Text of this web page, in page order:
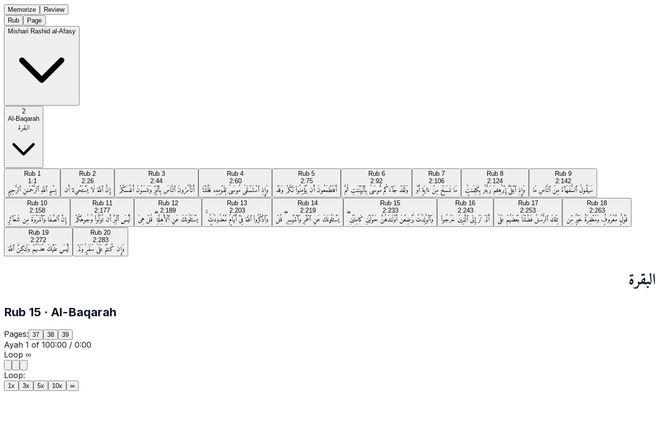
Memorize
Review
Rub
Page
Mishari Rashid al-Afasy
2
Al-Baqarah
البقرة
Rub 1
1:1
بِسْمِ ٱللَّهِ ٱلرَّحْمَـٰنِ ٱلرَّحِيمِ
Rub 2
2:26
إِنَّ ٱللَّهَ لَا يَسْتَحْىِۦٓ أَن
Rub 3
2:44
أَتَأْمُرُونَ ٱلنَّاسَ بِٱلْبِرِّ وَتَنسَوْنَ أَنفُسَكُمْ
Rub 4
2:60
وَإِذِ ٱسْتَسْقَىٰ مُوسَىٰ لِقَوْمِهِۦ فَقُلْنَا
Rub 5
2:75
أَفَتَطْمَعُونَ أَن يُؤْمِنُوا۟ لَكُمْ وَقَدْ
Rub 6
2:92
وَلَقَدْ جَآءَكُم مُّوسَىٰ بِٱلْبَيِّنَـٰتِ ثُمَّ
Rub 7
2:106
مَا نَنسَخْ مِنْ ءَايَةٍ أَوْ
Rub 8
2:124
وَإِذِ ٱبْتَلَىٰٓ إِبْرَٰهِـۧمَ رَبُّهُۥ بِكَلِمَـٰتٍۢ
Rub 9
2:142
سَيَقُولُ ٱلسُّفَهَآءُ مِنَ ٱلنَّاسِ مَا
Rub 10
2:158
إِنَّ ٱلصَّفَا وَٱلْمَرْوَةَ مِن شَعَآئِرِ
Rub 11
2:177
لَّيْسَ ٱلْبِرَّ أَن تُوَلُّوا۟ وُجُوهَكُمْ
Rub 12
2:189
يَسْـَٔلُونَكَ عَنِ ٱلْأَهِلَّةِ ۖ قُلْ هِىَ
Rub 13
2:203
وَٱذْكُرُوا۟ ٱللَّهَ فِىٓ أَيَّامٍۢ مَّعْدُودَٰتٍۢ ۚ
Rub 14
2:219
يَسْـَٔلُونَكَ عَنِ ٱلْخَمْرِ وَٱلْمَيْسِرِ ۖ قُلْ
Rub 15
2:233
وَٱلْوَٰلِدَٰتُ يُرْضِعْنَ أَوْلَـٰدَهُنَّ حَوْلَيْنِ كَامِلَيْنِ ۖ
Rub 16
2:243
أَلَمْ تَرَ إِلَى ٱلَّذِينَ خَرَجُوا۟
Rub 17
2:253
تِلْكَ ٱلرُّسُلُ فَضَّلْنَا بَعْضَهُمْ عَلَىٰ
Rub 18
2:263
قَوْلٌۭ مَّعْرُوفٌۭ وَمَغْفِرَةٌ خَيْرٌۭ مِّن
Rub 19
2:272
لَّيْسَ عَلَيْكَ هُدَىٰهُمْ وَلَـٰكِنَّ ٱللَّهَ
Rub 20
2:283
وَإِن كُنتُمْ عَلَىٰ سَفَرٍۢ وَلَمْ
البقرة
Rub 15 · Al-Baqarah
Pages: 37 38 39
Ayah 1 of 100:00 / 0:00
Loop ∞
Loop:
1x 3x 5x 10x ∞